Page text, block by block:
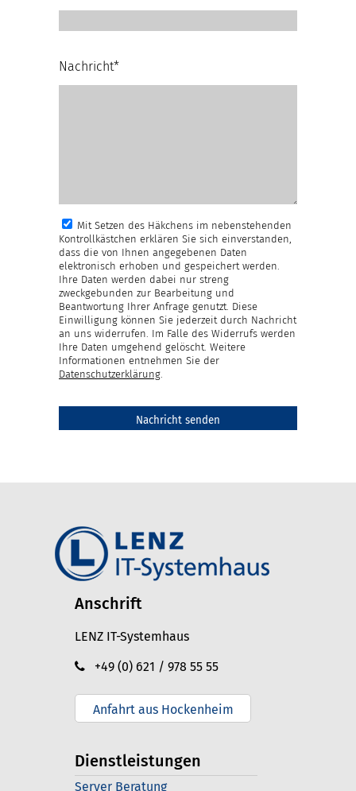
Nachricht*
Mit Setzen des Häkchens im nebenstehenden
Kontrollkästchen erklären Sie sich einverstanden,
dass die von Ihnen angegebenen Daten
elektronisch erhoben und gespeichert werden.
Ihre Daten werden dabei nur streng
zweckgebunden zur Bearbeitung und
Beantwortung Ihrer Anfrage genutzt. Diese
Einwilligung können Sie jederzeit durch Nachricht
an uns widerrufen. Im Falle des Widerrufs werden
Ihre Daten umgehend gelöscht. Weitere
Informationen entnehmen Sie der
Datenschutzerklärung
Anschrift
LENZ IT-Systemhaus
+49 (0) 621 / 978 55 55
Anfahrt aus Hockenheim
Dienstleistungen
Server Beratung